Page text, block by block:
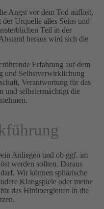
Angst vor dem Tod auflöst,
Urquelle alles Seins und
Teil in der
heraus wird sich die
Erfahrung auf dem
und Selbstverwirklichung
Verantwortung für das
und selbstermächtigt die
Anliegen und ob ggf. im
werden sollten. Daraus
Wir können sphärische
Klangspiele oder meine
das Hinübergleiten in die